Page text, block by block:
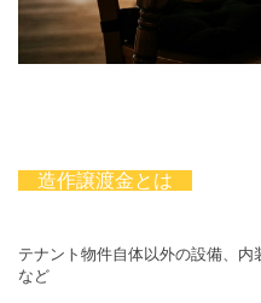
造作譲渡金とは
テナント物件自体以外の設備、
など